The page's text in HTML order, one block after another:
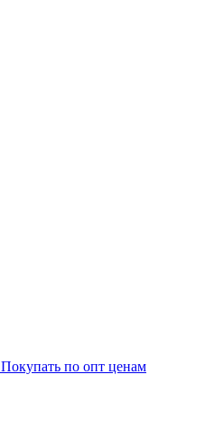
Покупать по опт ценам